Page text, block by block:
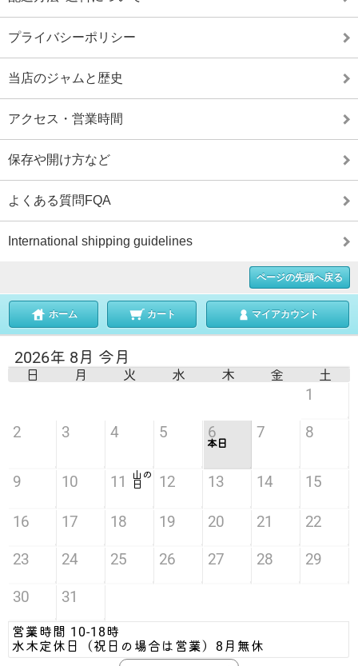
プライバシーポリシー
当店のジャムと歴史
アクセス・営業時間
保存や開け方など
よくある質問FQA
International shipping guidelines
ページの先頭へ戻る
ホーム カート マイアカウント